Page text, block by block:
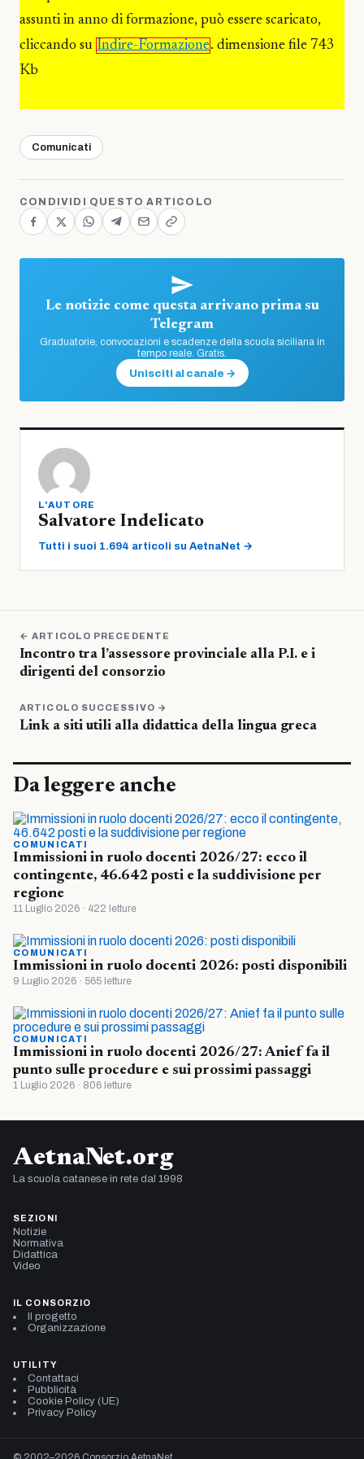
assunti in anno di formazione, può essere scaricato,
cliccando su Indire-Formazione. dimensione file 743
Kb
Comunicati
CONDIVIDI QUESTO ARTICOLO
Le notizie come questa arrivano prima su
Telegram
Graduatorie, convocazioni e scadenze della scuola siciliana in
tempo reale. Gratis.
Unisciti al canale →
L'AUTORE
Salvatore Indelicato
Tutti i suoi 1.694 articoli su AetnaNet →
← ARTICOLO PRECEDENTE
Incontro tra l’assessore provinciale alla P.I. e i
dirigenti del consorzio
ARTICOLO SUCCESSIVO →
Link a siti utili alla didattica della lingua greca
Da leggere anche
COMUNICATI
Immissioni in ruolo docenti 2026/27: ecco il
contingente, 46.642 posti e la suddivisione per
regione
11 Luglio 2026 · 422 letture
COMUNICATI
Immissioni in ruolo docenti 2026: posti disponibili
9 Luglio 2026 · 565 letture
COMUNICATI
Immissioni in ruolo docenti 2026/27: Anief fa il
punto sulle procedure e sui prossimi passaggi
1 Luglio 2026 · 806 letture
AetnaNet.org
La scuola catanese in rete dal 1998
SEZIONI
Notizie
Normativa
Didattica
Video
IL CONSORZIO
Il progetto
Organizzazione
UTILITY
Contattaci
Pubblicità
Cookie Policy (UE)
Privacy Policy